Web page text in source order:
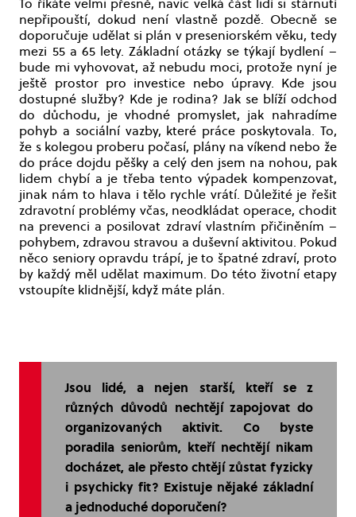
To říkáte velmi přesně, navíc velká část lidí si stárnutí
nepřipouští, dokud není vlastně pozdě. Obecně se
doporučuje udělat si plán v preseniorském věku, tedy
mezi 55 a 65 lety. Základní otázky se týkají bydlení –
bude mi vyhovovat, až nebudu moci, protože nyní je
ještě prostor pro investice nebo úpravy. Kde jsou
dostupné služby? Kde je rodina? Jak se blíží odchod
do důchodu, je vhodné promyslet, jak nahradíme
pohyb a sociální vazby, které práce poskytovala. To,
že s kolegou proberu počasí, plány na víkend nebo že
do práce dojdu pěšky a celý den jsem na nohou, pak
lidem chybí a je třeba tento výpadek kompenzovat,
jinak nám to hlava i tělo rychle vrátí. Důležité je řešit
zdravotní problémy včas, neodkládat operace, chodit
na prevenci a posilovat zdraví vlastním přičiněním –
pohybem, zdravou stravou a duševní aktivitou. Pokud
něco seniory opravdu trápí, je to špatné zdraví, proto
by každý měl udělat maximum. Do této životní etapy
vstoupíte klidnější, když máte plán.
Jsou lidé, a nejen starší, kteří se z
různých důvodů nechtějí zapojovat do
organizovaných aktivit. Co byste
poradila seniorům, kteří nechtějí nikam
docházet, ale přesto chtějí zůstat fyzicky
i psychicky fit? Existuje nějaké základní
a jednoduché doporučení?